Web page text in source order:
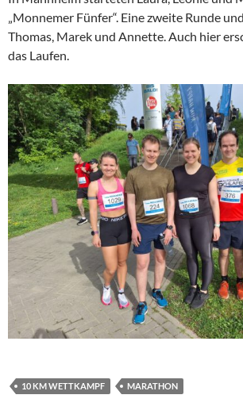
„Monnemer Fünfer“. Eine zweite Runde
Thomas, Marek und Annette. Auch hier
das Laufen.
10 KM WETTKAMPF MARATHON